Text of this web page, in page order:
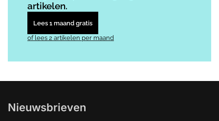
artikelen.
Lees 1 maand gratis
of lees 2 artikelen per maand
Nieuwsbrieven